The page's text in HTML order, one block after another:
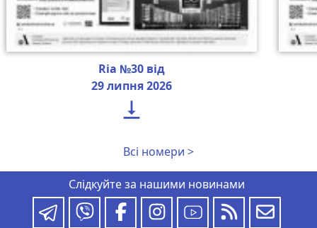
Ria №30 від
29 липня 2026

Всі номери >
Слідкуйте за нашими новинами